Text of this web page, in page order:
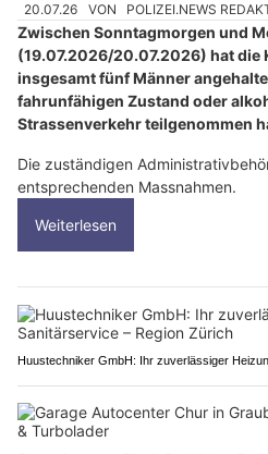
20.07.26 VON POLIZEI.NEWS
Zwischen Sonntagmorgen und
(19.07.2026/20.07.2026) hat die
insgesamt fünf Männer
fahrunfähigen Zustand oder
Strassenverkehr teilgenommen
Die zuständigen
entsprechenden Massnahmen.
Weiterlesen
Huustechniker GmbH: Ihr zuverlässiger